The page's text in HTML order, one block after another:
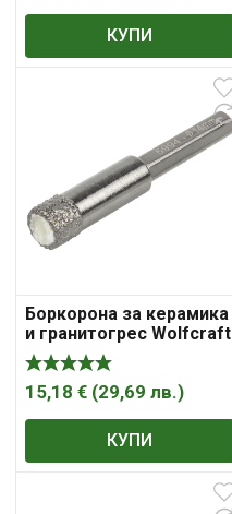
КУПИ
Боркорона за керамика
и гранитогрес Wolfcraft
с диамантена посипка с
6-стенна опашка 14х40
мм
15,18 € (29,69 лв.)
КУПИ